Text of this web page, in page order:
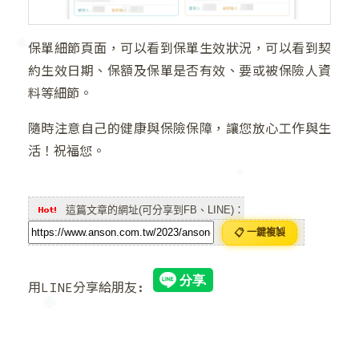
保單細節頁面，可以看到保單生效狀況，可以看到契
約生效日期、保額及保單是否有效、要或被保險人資
料等細節。
隨時注意自己的健康與保險保障，讓您放心工作與生
活！祝福您。
這篇文章的網址(可分享到FB、LINE)：
📋 一鍵複製
用LINE分享給朋友:
❅
❆